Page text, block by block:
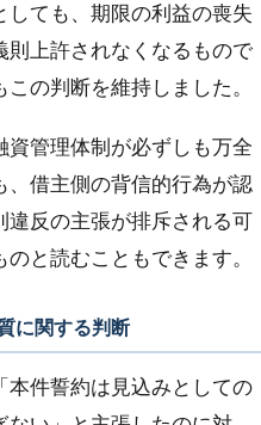
ても、期限の利益の喪失
則上許されなくなるもので
の判断を維持しました。
資管理体制が必ずしも万全
、借主側の背信的行為が認
違反の主張が排斥される可
と読むこともできます。
に関する判断
本件誓約は見込みとしての